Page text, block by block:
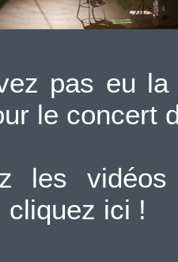
pas eu
le concert
les
cliquez ici !